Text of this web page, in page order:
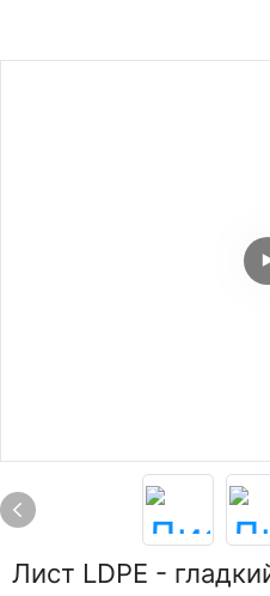
Лист LDPE -